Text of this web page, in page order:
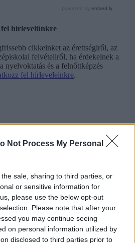
Not Process My Personal
sale, sharing to third parties, or
or sensitive information for
please use the below opt-out
Please note that after your
you may continue seeing
on personal information utilized by
disclosed to third parties prior to
hírlevelünkre
cikkeinket az érettségiről, az
felvételiről, ha érdekelnek a
nyelvoktatás és a felnőttképzés
fel hírleveleinkre.